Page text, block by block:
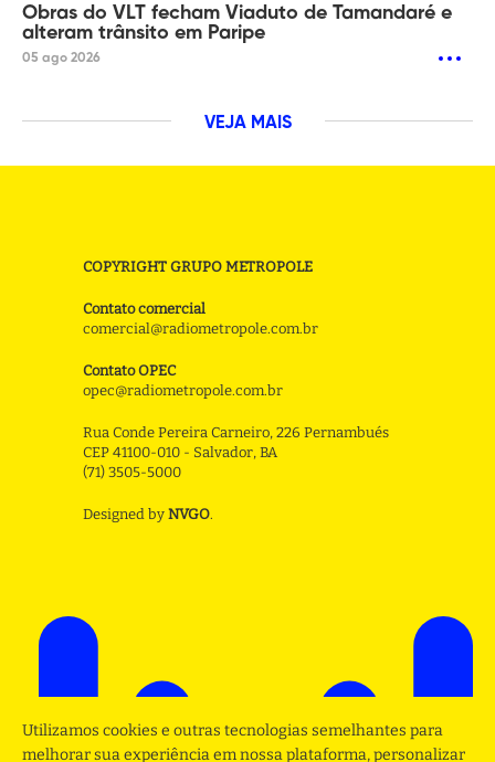
Obras do VLT fecham Viaduto de Tamandaré e
alteram trânsito em Paripe
05 ago 2026
VEJA MAIS
COPYRIGHT GRUPO METROPOLE
Contato comercial
comercial@radiometropole.com.br
Contato OPEC
opec@radiometropole.com.br
Rua Conde Pereira Carneiro, 226 Pernambués
CEP 41100-010 - Salvador, BA
(71) 3505-5000
Designed by NVGO.
Utilizamos cookies e outras tecnologias semelhantes para
melhorar sua experiência em nossa plataforma, personalizar